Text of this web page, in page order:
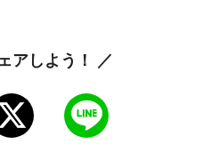
アしよう！ ／